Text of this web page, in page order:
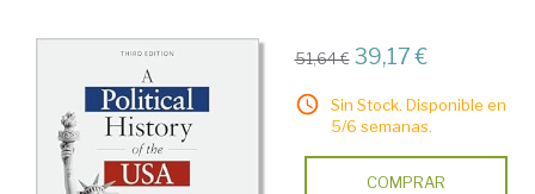
51,64 € 39,17 €
Sin Stock. Disponible en
5/6 semanas.
COMPRAR